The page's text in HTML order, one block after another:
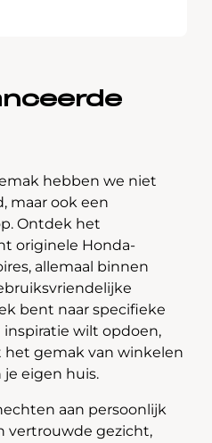
hebben we niet
maar ook een
Ontdek het
originele Honda-
allemaal binnen
bent naar specifieke
wilt opdoen,
gemak van winkelen
eigen huis.
aan persoonlijk
vertrouwde gezicht,